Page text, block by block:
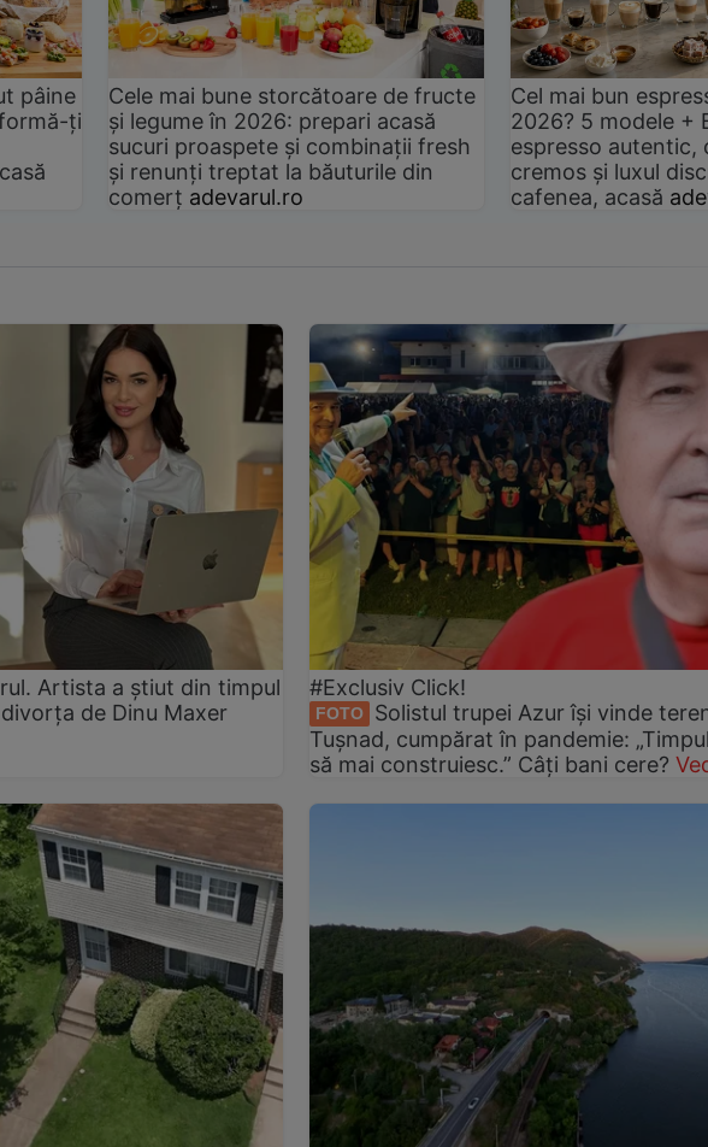
pâine
ți
Cele mai bune storcătoare de fructe
și legume în 2026: prepari acasă
sucuri proaspete și combinații fresh
și renunți treptat la băuturile din
comerț adevarul.ro
Cel mai bun
2026? 5 modele +
espresso autentic,
cremos și luxul
cafenea, acasă
Artista a știut din timpul
de Dinu Maxer
#Exclusiv Click!
FOTO
Solistul trupei Azur își vinde
Tușnad, cumpărat în pandemie:
să mai construiesc.” Câți bani cere?